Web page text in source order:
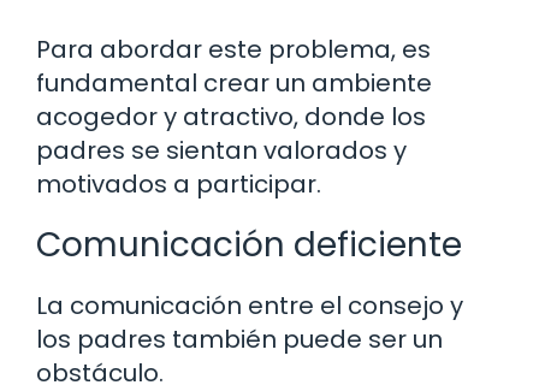
Para abordar este problema, es
fundamental crear un ambiente
acogedor y atractivo, donde los
padres se sientan valorados y
motivados a participar.
Comunicación deficiente
La comunicación entre el consejo y
los padres también puede ser un
obstáculo.